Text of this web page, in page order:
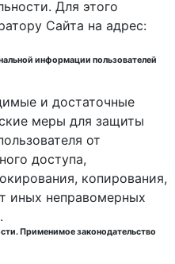
Для этого
Сайта на адрес:
информации пользователей
и достаточные
меры для защиты
от
доступа,
копирования,
иных неправомерных
Применимое законодательство